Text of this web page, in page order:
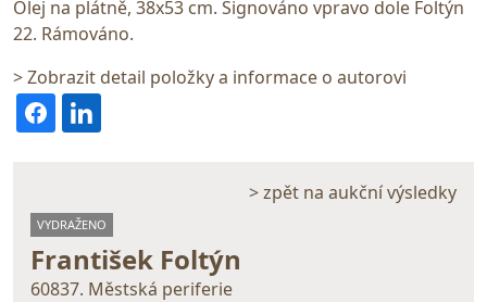
Olej na plátně, 38x53 cm. Signováno vpravo dole Foltýn
22. Rámováno.
> Zobrazit detail položky a informace o autorovi
> zpět na aukční výsledky
VYDRAŽENO
František Foltýn
60837. Městská periferie